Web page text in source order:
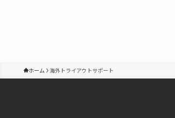
ホーム 海外トライアウトサポート